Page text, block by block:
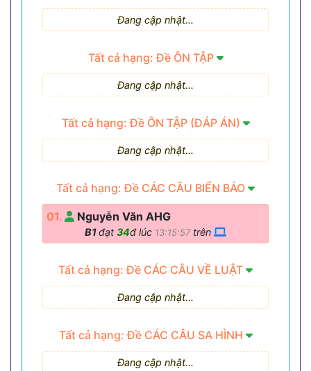
Đang cập nhật...
Tất cả hạng: Đề ÔN TẬP
Đang cập nhật...
Tất cả hạng: Đề ÔN TẬP (ĐÁP ÁN)
Đang cập nhật...
Tất cả hạng: Đề CÁC CÂU BIỂN BÁO
01. Nguyễn Văn AHG
B1đạt 34đ lúc 13:15:57trên
Tất cả hạng: Đề CÁC CÂU VỀ LUẬT
Đang cập nhật...
Tất cả hạng: Đề CÁC CÂU SA HÌNH
Đang cập nhật...